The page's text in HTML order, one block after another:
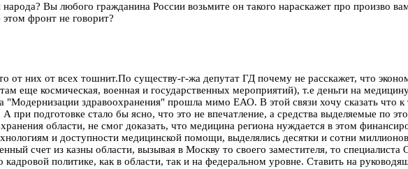
Вы любого гражданина России возьмите он такого нараскажет про произво
фронт не говорит?
от них от всех тошнит.По существу-г-жа депутат ГД почему не расскажет, что
еще космическая, военная и государственных мероприятий), т.е деньги на
"Модернизации здравоохранения" прошла мимо ЕАО. В этой связи хочу сказать что
при подготовке стало бы ясно, что это не впечатление, а средства выделяемые по
области, не смог доказать, что медицина региона нуждается в этом
и доступности медицинской помощи, выделялись десятки и сотни
счет из казны области, вызывая в Москву то своего заместителя, то
политике, как в области, так и на федеральном уровне. Ставить на